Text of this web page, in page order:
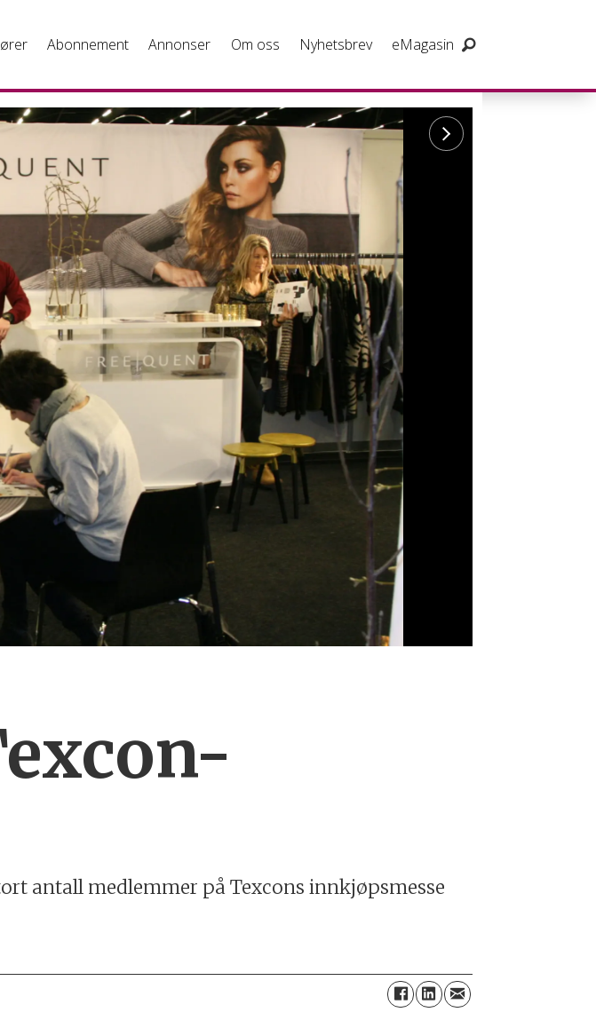
Abonnement Annonser Om oss Nyhetsbrev eMagasin
antall medlemmer på Texcons innkjøpsmesse